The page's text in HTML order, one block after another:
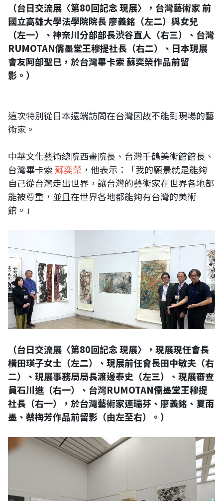
（台日交流展〈第80回記念 現展〉，台灣藝術家 前
國立高雄大學法學院院長 廖義銘（左二）與女兒
（左一）、神奈川分部部長渋谷直人（右三）、台灣
RUMOTAN儒墨堂王穆提社長（右二）、日本現展
會友阿部聖巳，於台灣畢卡索 蘇奕榮作品前留
影。）
這次特別從日本遠端訪問在台灣因故不能到現場的藝
術家。
中華文化藝術總院西畫院長、台灣千鶴美術館館長、
台灣畢卡索 蘇奕榮 ，他表示：「我的願景就是能夠
自己從台灣走出世界，讓台灣的藝術家在世界各地都
能被尊重，並且在世界各地都能夠有台灣的美術
館。」
（台日交流展〈第80回記念 現展〉，現展現任會長
橫田瑛子女士（左二）、現展前任會長田中敏夫（右
二）、現展事務局局長渡邊泰史（左三）、現展審查
員石川進（右一）、台灣RUMOTAN儒墨堂王穆提
社長（右一），於台灣藝術家連瑞芬、廖義銘、夏雨
墨、蔡梅芳作品前留影（由左至右）。）